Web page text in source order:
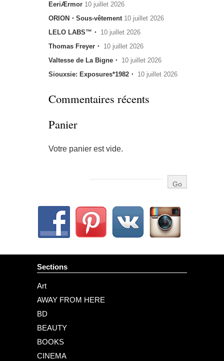
EeriÆrmor 10 juillet 2026
ORION・Sous-vêtement 10 juillet 2026
LELO LABS™・ 10 juillet 2026
Thomas Freyer・ 10 juillet 2026
Valtesse de La Bigne・ 10 juillet 2026
Siouxsie: Exposures*1982・ 10 juillet 2026
Commentaires récents
Panier
Votre panier est vide.
Sections
Art
AWAY FROM HERE
BD
BEAUTY
BOOKS
CINEMA